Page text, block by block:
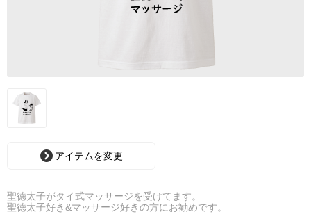
アイテムを変更
聖徳太子がタイ式マッサージを受けてます。
聖徳太子好き&マッサージ好きの方にお勧めです。